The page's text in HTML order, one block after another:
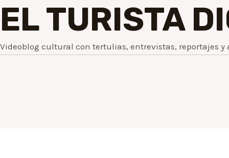
EL TURISTA
Videoblog cultural con tertulias, entrevistas, reportajes y